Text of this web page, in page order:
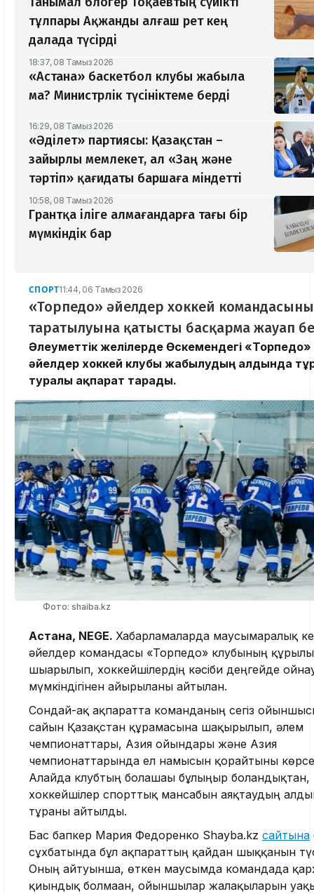
тұлпары Ақжанды алғаш рет кең
далада түсірді
18:37, 08 Тамыз 2026
«Астана» баскетбол клубы жабыла
ма? Министрлік түсініктеме берді
16:29, 08 Тамыз 2026
«Әділет» партиясы: Қазақстан –
зайырлы мемлекет, ал «Заң және
тәртіп» қағидаты баршаға міндетті
10:58, 08 Тамыз 2026
Грантқа іліге алмағандарға тағы бір
мүмкіндік бар
СПОРТ11:44, 06 Тамыз 2026
«Торпедо» әйелдер хоккей
таратылуына қатысты басқарма жауап
Әлеуметтік желілерде Өскемендегі «Торпедо»
әйелдер хоккей клубы жабылудың алдында
туралы ақпарат тарады.
Фото: shaiba.kz
Астана, NEGE. Хабарламаларда маусымаралық
әйелдер командасы «Торпедо» клубының
шығарылып, хоккейшілердің кәсіби деңгейде
мүмкіндігінен айырылғаны айтылған.
Сондай-ақ ақпаратта команданың сегіз
сайын Қазақстан құрамасына шақырылып, әлем
чемпионаттары, Азия ойындары және Азия
чемпионаттарында ел намысын қорғайтыны
Алайда клубтың болашағы бұлыңғыр болғандықтан,
хоккейшілер спорттық мансабын аяқтаудың
тұрғаны айтылды.
Бас бапкер Мария Федоренко Shayba.kz сайтына
сұхбатында бұл ақпараттың қайдан шыққанын
Оның айтуынша, өткен маусымда командада
қиындық болмаған, ойыншылар жалақыларын